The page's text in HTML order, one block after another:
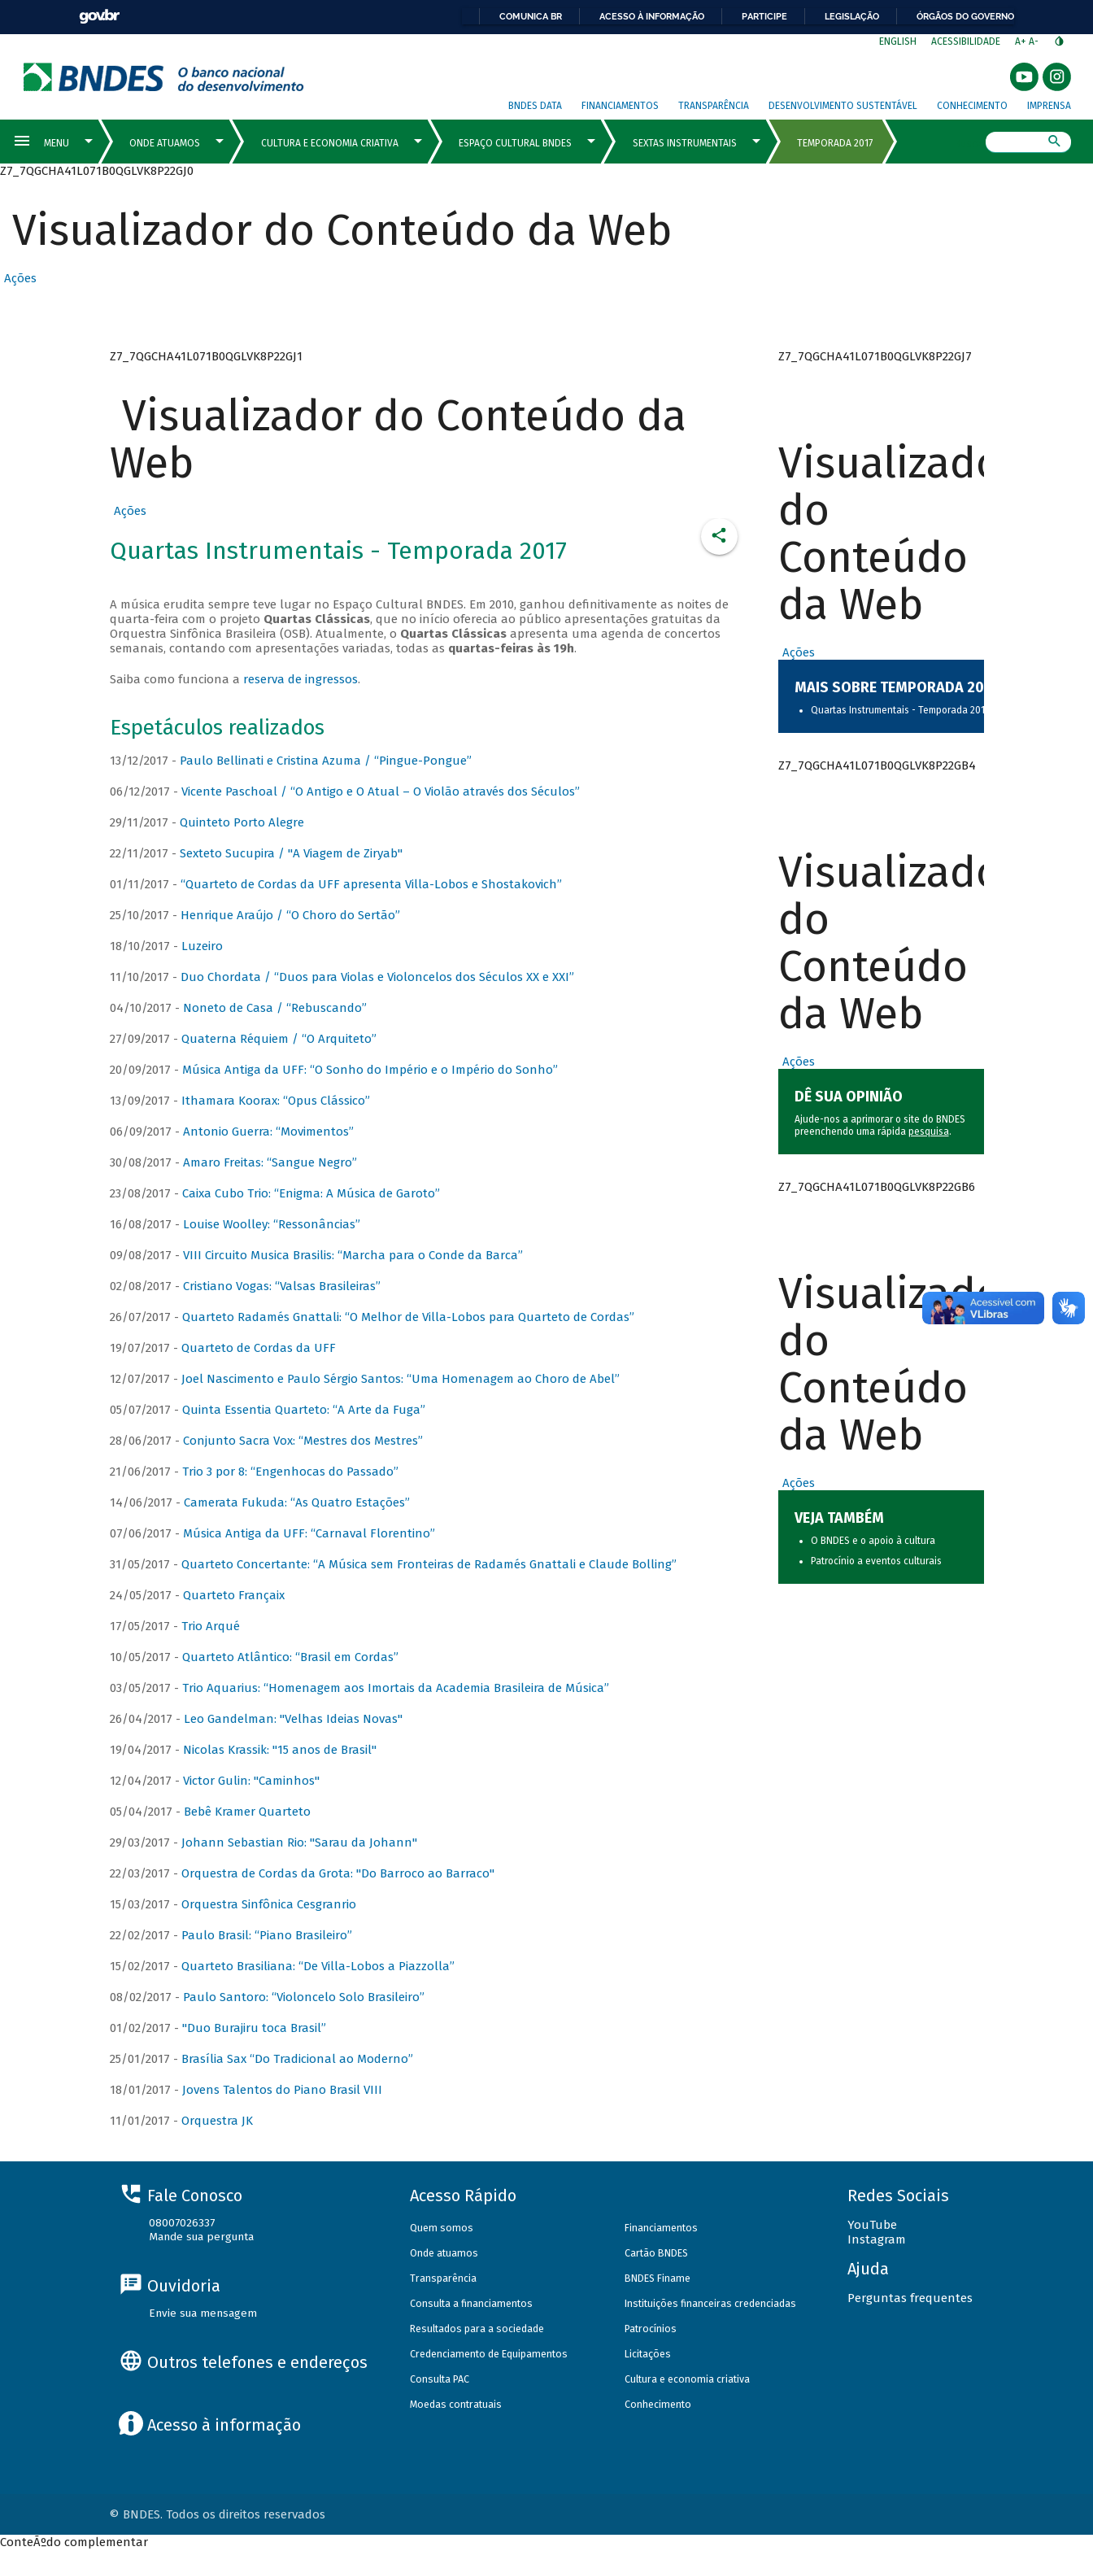
COMUNICA BR ACESSO À INFORMAÇÃO PARTICIPE LEGISLAÇÃO ÓRGÃOS DO GOVERNO
ENGLISH ACESSIBILIDADE A+ A-
BNDES DATA FINANCIAMENTOS TRANSPARÊNCIA DESENVOLVIMENTO SUSTENTÁVEL CONHECIMENTO IMPRENSA
Z7_7QGCHA41L071B0QGLVK8P22GJ0
Visualizador do Conteúdo da Web
Ações
Z7_7QGCHA41L071B0QGLVK8P22GJ1
Visualizador do Conteúdo da
Web
Ações
Quartas Instrumentais - Temporada 2017
A música erudita sempre teve lugar no Espaço Cultural BNDES. Em 2010, ganhou definitivamente as noites de
quarta-feira com o projeto Quartas Clássicas, que no início oferecia ao público apresentações gratuitas da
Orquestra Sinfônica Brasileira (OSB). Atualmente, o Quartas Clássicasapresenta uma agenda de concertos
semanais, contando com apresentações variadas, todas as quartas-feiras às 19h.
Saiba como funciona a reserva de ingressos.
Espetáculos realizados
13/12/2017 - Paulo Bellinati e Cristina Azuma / “Pingue-Pongue”
06/12/2017 - Vicente Paschoal / “O Antigo e O Atual – O Violão através dos Séculos”
29/11/2017 - Quinteto Porto Alegre
22/11/2017 - Sexteto Sucupira / "A Viagem de Ziryab"
01/11/2017 - “Quarteto de Cordas da UFF apresenta Villa-Lobos e Shostakovich”
25/10/2017 - Henrique Araújo / “O Choro do Sertão”
18/10/2017 - Luzeiro
11/10/2017 - Duo Chordata / “Duos para Violas e Violoncelos dos Séculos XX e XXI”
04/10/2017 - Noneto de Casa / “Rebuscando”
27/09/2017 - Quaterna Réquiem / “O Arquiteto”
20/09/2017 - Música Antiga da UFF: “O Sonho do Império e o Império do Sonho”
13/09/2017 - Ithamara Koorax: “Opus Clássico”
06/09/2017 - Antonio Guerra: “Movimentos”
30/08/2017 - Amaro Freitas: “Sangue Negro”
23/08/2017 - Caixa Cubo Trio: “Enigma: A Música de Garoto”
16/08/2017 - Louise Woolley: “Ressonâncias”
09/08/2017 - VIII Circuito Musica Brasilis: “Marcha para o Conde da Barca”
02/08/2017 - Cristiano Vogas: “Valsas Brasileiras”
26/07/2017 - Quarteto Radamés Gnattali: “O Melhor de Villa-Lobos para Quarteto de Cordas”
19/07/2017 - Quarteto de Cordas da UFF
12/07/2017 - Joel Nascimento e Paulo Sérgio Santos: “Uma Homenagem ao Choro de Abel”
05/07/2017 - Quinta Essentia Quarteto: “A Arte da Fuga”
28/06/2017 - Conjunto Sacra Vox: “Mestres dos Mestres”
21/06/2017 - Trio 3 por 8: “Engenhocas do Passado”
14/06/2017 - Camerata Fukuda: “As Quatro Estações”
07/06/2017 - Música Antiga da UFF: “Carnaval Florentino”
31/05/2017 - Quarteto Concertante: “A Música sem Fronteiras de Radamés Gnattali e Claude Bolling”
24/05/2017 - Quarteto Françaix
17/05/2017 - Trio Arqué
10/05/2017 - Quarteto Atlântico: “Brasil em Cordas”
03/05/2017 - Trio Aquarius: “Homenagem aos Imortais da Academia Brasileira de Música”
26/04/2017 - Leo Gandelman: "Velhas Ideias Novas"
19/04/2017 - Nicolas Krassik: "15 anos de Brasil"
12/04/2017 - Victor Gulin: "Caminhos"
05/04/2017 - Bebê Kramer Quarteto
29/03/2017 - Johann Sebastian Rio: "Sarau da Johann"
22/03/2017 - Orquestra de Cordas da Grota: "Do Barroco ao Barraco"
15/03/2017 - Orquestra Sinfônica Cesgranrio
22/02/2017 - Paulo Brasil: “Piano Brasileiro”
15/02/2017 - Quarteto Brasiliana: “De Villa-Lobos a Piazzolla”
08/02/2017 - Paulo Santoro: “Violoncelo Solo Brasileiro”
01/02/2017 - "Duo Burajiru toca Brasil”
25/01/2017 - Brasília Sax “Do Tradicional ao Moderno”
18/01/2017 - Jovens Talentos do Piano Brasil VIII
11/01/2017 - Orquestra JK
Z7_7QGCHA41L071B0QGLVK8P22GJ7
Visualizador
do
Conteúdo
da Web
Ações
MAIS SOBRE TEMPORADA 2017
Quartas Instrumentais - Temporada 2017
Z7_7QGCHA41L071B0QGLVK8P22GB4
Visualizador
do
Conteúdo
da Web
Ações
DÊ SUA OPINIÃO
Ajude-nos a aprimorar o site do BNDES
preenchendo uma rápida pesquisa.
Z7_7QGCHA41L071B0QGLVK8P22GB6
Visualizador
do
Conteúdo
da Web
Ações
VEJA TAMBÉM
O BNDES e o apoio à cultura
Patrocínio a eventos culturais
Fale Conosco
08007026337
Mande sua pergunta
Ouvidoria
Envie sua mensagem
Outros telefones e endereços
Acesso à informação
Acesso Rápido
Quem somos
Onde atuamos
Transparência
Consulta a financiamentos
Resultados para a sociedade
Credenciamento de Equipamentos
Consulta PAC
Moedas contratuais
Financiamentos
Cartão BNDES
BNDES Finame
Instituições financeiras credenciadas
Patrocínios
Licitações
Cultura e economia criativa
Conhecimento
Redes Sociais
YouTube
Instagram
Ajuda
Perguntas frequentes
© BNDES. Todos os direitos reservados
ConteÃºdo complementar